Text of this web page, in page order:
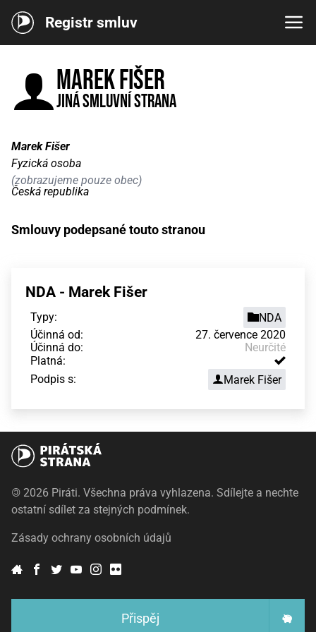
Registr smluv
Marek Fišer
Jiná smluvní strana
Marek Fišer
Fyzická osoba
(zobrazujeme pouze obec)
Česká republika
Smlouvy podepsané touto stranou
NDA - Marek Fišer
Typy:
NDA
Účinná od:
27. července 2020
Účinná do:
Neurčité
Platná:
Podpis s:
Marek Fišer
© 2026 Piráti. Všechna práva vyhlazena. Sdílejte a nechte
ostatní sdílet za stejných podmínek.
Zásady ochrany osobních údajů
Přispěj